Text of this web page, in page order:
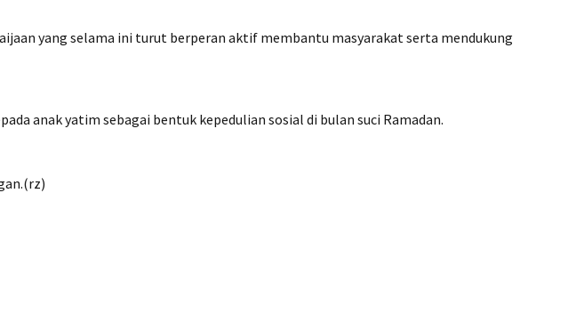
yang selama ini turut berperan aktif membantu masyarakat serta mendukung
anak yatim sebagai bentuk kepedulian sosial di bulan suci Ramadan.